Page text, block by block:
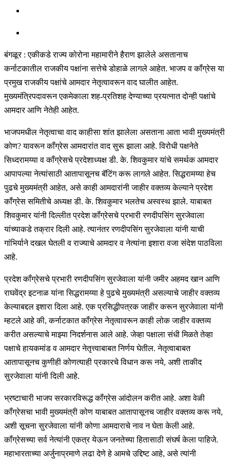
बंगळूर : एकीकडे राज्य कोरोना महामारीने हैराण झालेले असतानाच
कर्नाटकातील राजकीय पक्षांना सत्तेचे डोहाळे लागले आहेत. भाजप व कॉंग्रेस या
प्रमुख राजकीय पक्षांचे आमदार नेतृत्वावरून वाद घालीत आहेत.
मुख्यमंत्रिपदावरून एकमेकाला शह-प्रतिशह देण्याच्या प्रयत्नात दोन्ही पक्षांचे
आमदार आणि नेतेही आहेत.
भाजपमधील नेतृत्वाचा वाद काहीसा शांत झालेला असताना आता भावी मुख्यमंत्री
कोण? यावरून कॉंग्रेस आमदारांत वाद सुरू झाला आहे. विरोधी पक्षनेते
सिध्दरामय्या व कॉंग्रेसचे प्रदेशाध्यक्ष डी. के. शिवकुमार यांचे समर्थक आमदार
आपापल्या नेत्यांसाठी आतापासूनच बॅटिंग करू लागले आहेत. सिद्धरामय्या हेच
पुढचे मुख्यमंत्री आहेत, असे काही आमदारांनी जाहीर वक्तव्य केल्याने प्रदेश
कॉंग्रेस समितीचे अध्यक्ष डी. के. शिवकुमार भलतेच अस्वस्थ झाले. याबाबत
शिवकुमार यांनी दिल्लीत प्रदेश कॉंग्रेसचे प्रभारी रणदीपसिंग सुरजेवाला
यांच्याकडे तक्रार दिली आहे. त्यानंतर रणदीपसिंग सुरजेवाला यांनी याची
गांभिर्याने दखल घेतली व राज्याचे आमदार व नेत्यांना इशारा वजा संदेश पाठविला
आहे.
प्रदेश कॉंग्रेसचे प्रभारी रणदीपसिंग सुरजेवाला यांनी जमीर अहमद खान आणि
राघवेंद्र इटनाळ यांना सिद्धरामय्या हे पुढचे मुख्यमंत्री असल्याचे जाहीर वक्तव्य
केल्याबद्दल इशारा दिला आहे. एक प्रसिद्धीपत्रक जाहीर करून सुरजेवाला यांनी
म्हटले आहे की, कर्नाटकात कॉंग्रेस नेतृत्वावरून काही लोक जाहीर वक्तव्य
करीत असल्याचे माझ्या निदर्शनास आले आहे. जेव्हा पक्षाला संधी मिळते तेव्हा
पक्षाचे हायकमांड व आमदार नेतृत्त्वाबाबत निर्णय घेतील. नेतृत्वाबाबत
आतापासूनच कुणीही कोणत्याही प्रकारचे विधान करू नये, अशी ताकीद
सुरजेवाला यांनी दिली आहे.
भ्रष्टाचारी भाजप सरकारविरूद्ध कॉंग्रेस आंदोलन करीत आहे. अशा वेळी
कॉंग्रेसचा भावी मुख्यमंत्री कोण याबाबत आतापासूनच जाहीर वक्तव्य करू नये,
अशी सूचना सुरजेवाला यांनी कोणा आमदाराचे नाव न घेता केली आहे.
कॉंग्रेसच्या सर्व नेत्यांनी एकत्र येऊन जनतेच्या हितासाठी संघर्ष केला पाहिजे.
महाभारताच्या अर्जुनाप्रमाणे लढा देणे हे आमचे उद्दिष्ट आहे, असे त्यांनी